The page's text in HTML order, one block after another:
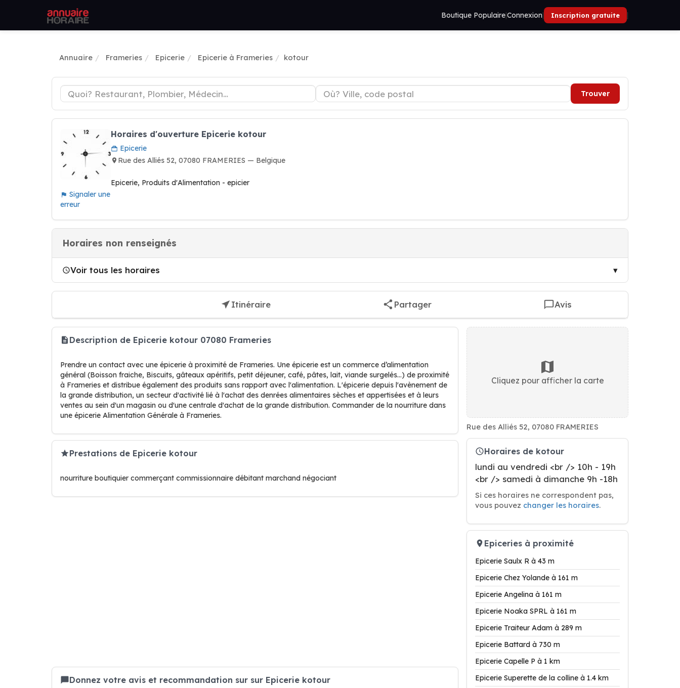
Boutique Populaire|Connexion| Inscription gratuite |
Annuaire Frameries Epicerie Epicerie à Frameries kotour
Trouver
Signaler une
erreur
Horaires d'ouverture Epicerie kotour
Epicerie
Rue des Alliés 52, 07080 FRAMERIES — Belgique
Epicerie, Produits d'Alimentation - epicier
Horaires non renseignés
Voir tous les horaires
Itinéraire Partager Avis
Description de Epicerie kotour 07080 Frameries
Prendre un contact avec une épicerie à proximité de Frameries. Une épicerie est un commerce d’alimentation
général (Boisson fraiche, Biscuits, gâteaux apéritifs, petit déjeuner, café, pâtes, lait, viande surgelés…) de proximité
à Frameries et distribue également des produits sans rapport avec l'alimentation. L'épicerie depuis l'avènement de
la grande distribution, un secteur d'activité lié à l'achat des denrées alimentaires sèches et appertisées et à leurs
ventes au sein d'un magasin ou d'une centrale d'achat de la grande distribution. Commander de la nourriture dans
une épicerie Alimentation Générale à Frameries.
Prestations de Epicerie kotour
nourriture boutiquier commerçant commissionnaire débitant marchand négociant
Donnez votre avis et recommandation sur sur Epicerie kotour
Cliquez pour afficher la carte
Rue des Alliés 52, 07080 FRAMERIES
Horaires de kotour
lundi au vendredi <br /> 10h - 19h
<br /> samedi à dimanche 9h -18h
Si ces horaires ne correspondent pas,
vous pouvez changer les horaires.
Epiceries à proximité
Epicerie Saulx R à 43 m
Epicerie Chez Yolande à 161 m
Epicerie Angelina à 161 m
Epicerie Noaka SPRL à 161 m
Epicerie Traiteur Adam à 289 m
Epicerie Battard à 730 m
Epicerie Capelle P à 1 km
Epicerie Superette de la colline à 1.4 km